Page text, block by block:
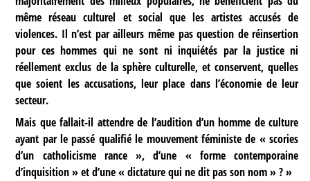
même réseau culturel et social que les artistes accusés de
violences. Il n’est par ailleurs même pas question de réinsertion
pour ces hommes qui ne sont ni inquiétés par la justice ni
réellement exclus de la sphère culturelle, et conservent, quelles
que soient les accusations, leur place dans l’économie de leur
secteur.
Mais que fallait-il attendre de l’audition d’un homme de culture
ayant par le passé qualifié le mouvement féministe de « scories
d’un catholicisme rance », d’une « forme contemporaine
d’inquisition » et d’une « dictature qui ne dit pas son nom » ? »